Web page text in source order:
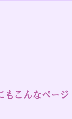
もこんなページ